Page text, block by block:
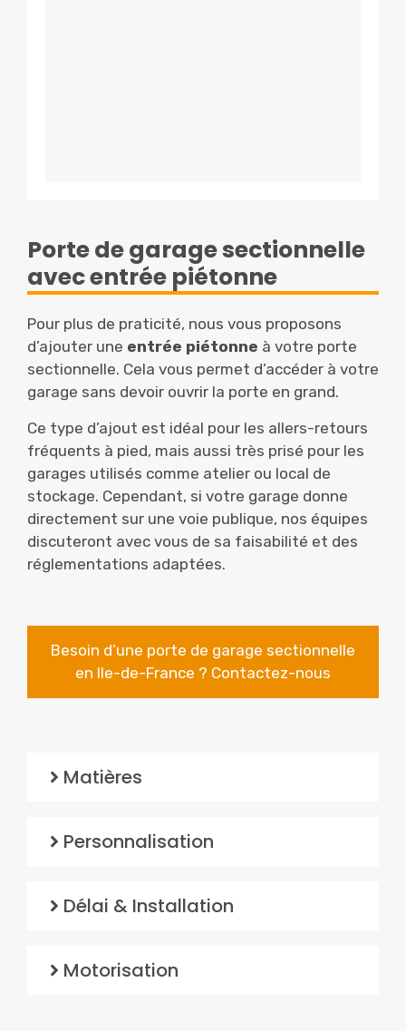
Porte de garage sectionnelle
avec entrée piétonne
Pour plus de praticité, nous vous proposons
d’ajouter une entrée piétonne à votre porte
sectionnelle. Cela vous permet d’accéder à votre
garage sans devoir ouvrir la porte en grand.
Ce type d’ajout est idéal pour les allers-retours
fréquents à pied, mais aussi très prisé pour les
garages utilisés comme atelier ou local de
stockage. Cependant, si votre garage donne
directement sur une voie publique, nos équipes
discuteront avec vous de sa faisabilité et des
réglementations adaptées.
Besoin d’une porte de garage sectionnelle
en Ile-de-France ? Contactez-nous
Matières
Personnalisation
Délai & Installation
Motorisation